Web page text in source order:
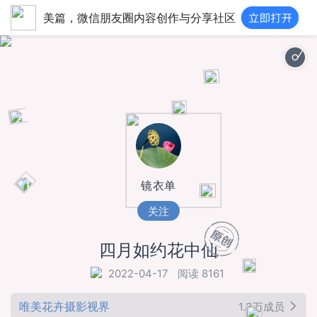
美篇，微信朋友圈内容创作与分享社区
镜衣单
关注
四月如约花中仙
2022-04-17 阅读 8161
唯美花卉摄影视界 1.3万成员